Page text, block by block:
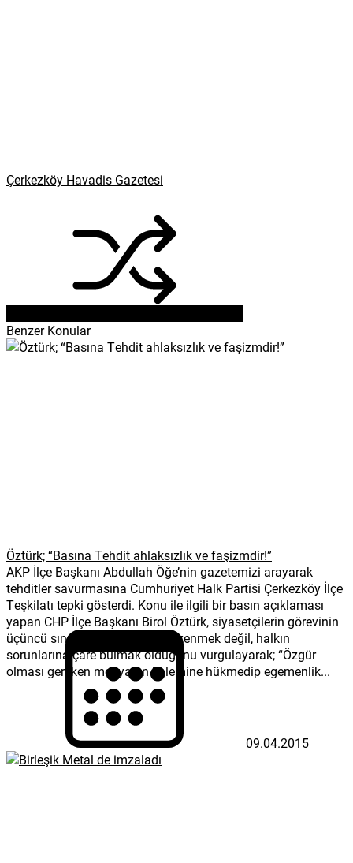
Çerkezköy Havadis Gazetesi
Benzer Konular
Öztürk; “Basına Tehdit ahlaksızlık ve faşizmdir!”
AKP İlçe Başkanı Abdullah Öğe’nin gazetemizi arayarak
tehditler savurmasına Cumhuriyet Halk Partisi Çerkezköy İlçe
Teşkilatı tepki gösterdi. Konu ile ilgili bir basın açıklaması
yapan CHP İlçe Başkanı Birol Öztürk, siyasetçilerin görevinin
üçüncü sınıf mafya dizilerine özenmek değil, halkın
sorunlarına çare bulmak olduğunu vurgulayarak; “Özgür
olması gereken medyanın kalemine hükmedip egemenlik...
09.04.2015